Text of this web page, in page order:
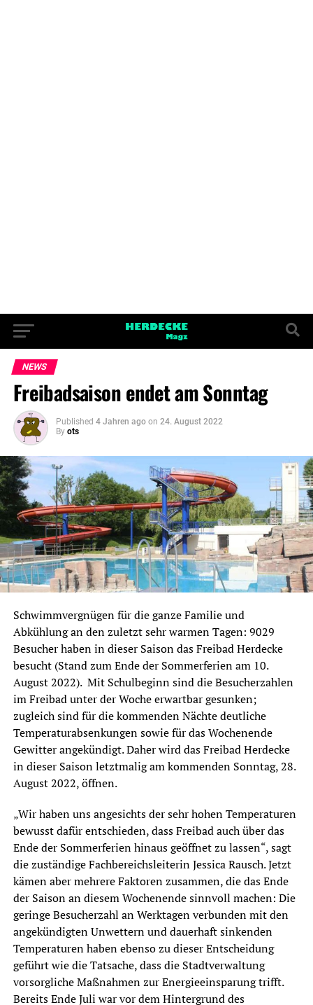
NEWS
Freibadsaison endet am Sonntag
Published 4 Jahren ago on 24. August 2022
By ots
Schwimmvergnügen für die ganze Familie und
Abkühlung an den zuletzt sehr warmen Tagen: 9029
Besucher haben in dieser Saison das Freibad Herdecke
besucht (Stand zum Ende der Sommerferien am 10.
August 2022). Mit Schulbeginn sind die Besucherzahlen
im Freibad unter der Woche erwartbar gesunken;
zugleich sind für die kommenden Nächte deutliche
Temperaturabsenkungen sowie für das Wochenende
Gewitter angekündigt. Daher wird das Freibad Herdecke
in dieser Saison letztmalig am kommenden Sonntag, 28.
August 2022, öffnen.
„Wir haben uns angesichts der sehr hohen Temperaturen
bewusst dafür entschieden, dass Freibad auch über das
Ende der Sommerferien hinaus geöffnet zu lassen“, sagt
die zuständige Fachbereichsleiterin Jessica Rausch. Jetzt
kämen aber mehrere Faktoren zusammen, die das Ende
der Saison an diesem Wochenende sinnvoll machen: Die
geringe Besucherzahl an Werktagen verbunden mit den
angekündigten Unwettern und dauerhaft sinkenden
Temperaturen haben ebenso zu dieser Entscheidung
geführt wie die Tatsache, dass die Stadtverwaltung
vorsorgliche Maßnahmen zur Energieeinsparung trifft.
Bereits Ende Juli war vor dem Hintergrund des